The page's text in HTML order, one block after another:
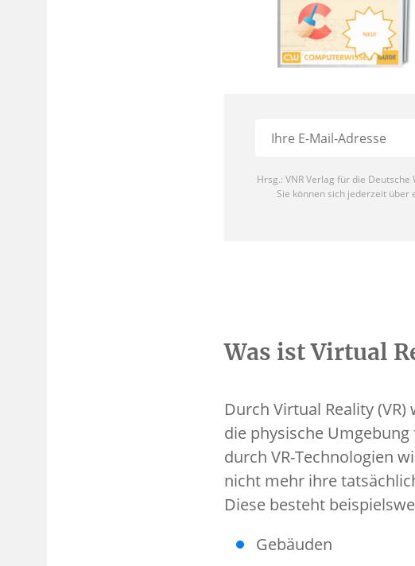
Was ist Virtual
Durch Virtual Reality
die physische
durch VR-Technologien
nicht mehr ihre
Diese besteht
Gebäuden